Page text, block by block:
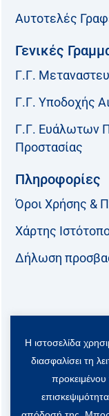
Αυτοτελές
Γενικές
Γ.Γ.
Γ.Γ. Υποδοχής
Γ.Γ. Ευάλωτων
Προστασίας
Πληροφορίες
Όροι Χρήσης &
Χάρτης
Δήλωση
F
a
o
T
w
i
t
t
e
i
Viber Community:
Η ιστοσελίδα
διασφαλίσει τη
προκειμένου